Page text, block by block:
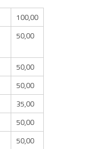
100,00
50,00
50,00
50,00
35,00
50,00
50,00